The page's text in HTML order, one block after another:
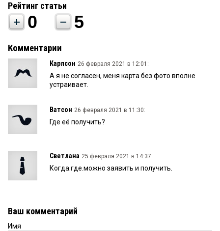
Рейтинг статьи
0 5
Комментарии
Карлсон 26 февраля 2021 в 12:01:
А я не согласен, меня карта без фото вполне
устраивает.
Ватсон 26 февраля 2021 в 11:30:
Где её получить?
Светлана 25 февраля 2021 в 14:37:
Когда.где.можно заявить и получить.
Ваш комментарий
Имя